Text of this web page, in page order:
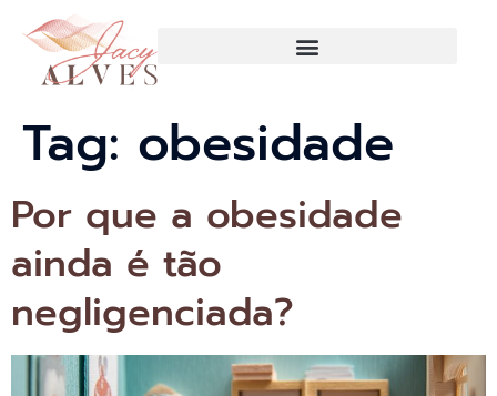
Tag: obesidade
Por que a obesidade
ainda é tão
negligenciada?